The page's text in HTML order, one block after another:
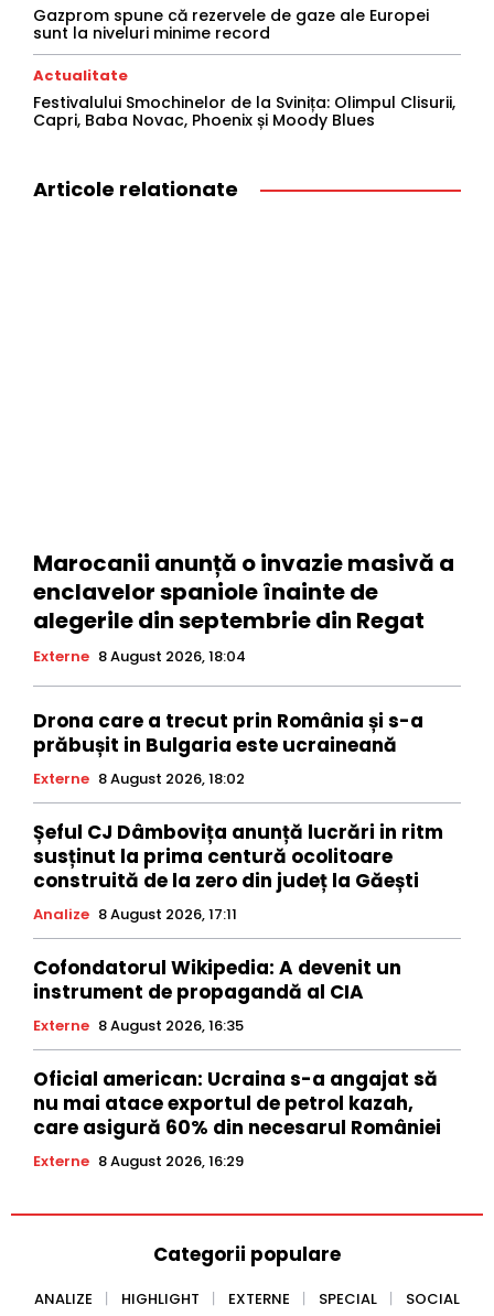
Gazprom spune că rezervele de gaze ale Europei
sunt la niveluri minime record
Actualitate
Festivalului Smochinelor de la Svinița: Olimpul Clisurii,
Capri, Baba Novac, Phoenix și Moody Blues
Articole relationate
Marocanii anunță o invazie masivă a
enclavelor spaniole înainte de
alegerile din septembrie din Regat
Externe 8 August 2026, 18:04
Drona care a trecut prin România și s-a
prăbușit in Bulgaria este ucraineană
Externe 8 August 2026, 18:02
Șeful CJ Dâmbovița anunță lucrări in ritm
susținut la prima centură ocolitoare
construită de la zero din județ la Găești
Analize 8 August 2026, 17:11
Cofondatorul Wikipedia: A devenit un
instrument de propagandă al CIA
Externe 8 August 2026, 16:35
Oficial american: Ucraina s-a angajat să
nu mai atace exportul de petrol kazah,
care asigură 60% din necesarul României
Externe 8 August 2026, 16:29
Categorii populare
ANALIZE HIGHLIGHT EXTERNE SPECIAL
SOCIAL